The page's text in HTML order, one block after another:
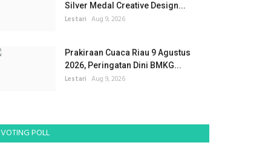
Silver Medal Creative Design...
Lestari Aug 9, 2026
Prakiraan Cuaca Riau 9 Agustus
2026, Peringatan Dini BMKG...
Lestari Aug 9, 2026
VOTING POLL